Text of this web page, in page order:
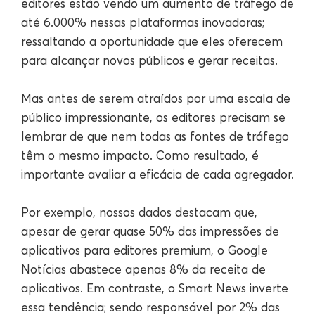
editores estão vendo um aumento de tráfego de
até 6.000% nessas plataformas inovadoras;
ressaltando a oportunidade que eles oferecem
para alcançar novos públicos e gerar receitas.
Mas antes de serem atraídos por uma escala de
público impressionante, os editores precisam se
lembrar de que nem todas as fontes de tráfego
têm o mesmo impacto. Como resultado, é
importante avaliar a eficácia de cada agregador.
Por exemplo, nossos dados destacam que,
apesar de gerar quase 50% das impressões de
aplicativos para editores premium, o Google
Notícias abastece apenas 8% da receita de
aplicativos. Em contraste, o Smart News inverte
essa tendência; sendo responsável por 2% das